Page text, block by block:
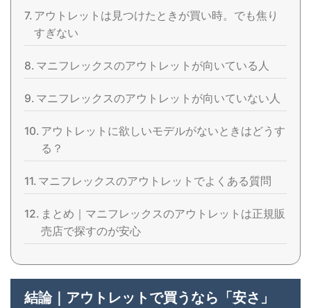
アウトレットは見つけたときが買い時。でも焦り
すぎない
マニフレックスのアウトレットが向いている人
マニフレックスのアウトレットが向いていない人
アウトレットに欲しいモデルがないときはどうす
る？
マニフレックスのアウトレットでよくある質問
まとめ｜マニフレックスのアウトレットは正規販
売店で探すのが安心
結論｜アウトレットで買うなら「安さ」